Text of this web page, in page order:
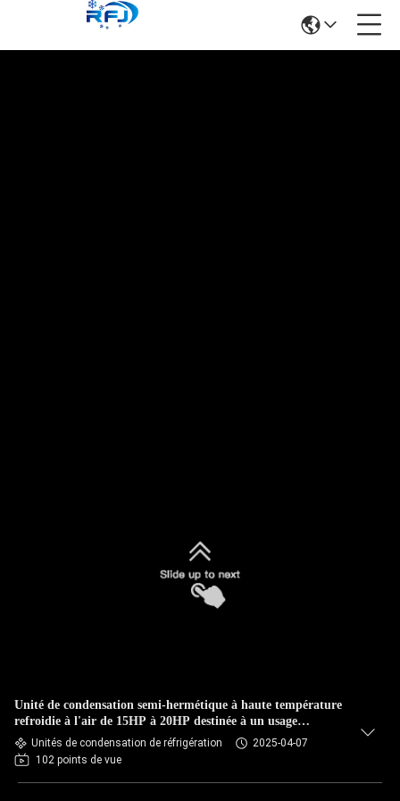
Unité de condensation semi-hermétique à haute température
refroidie à l'air de 15HP à 20HP destinée à un usage
commercial
Unités de condensation de réfrigération
2025-04-07
102 points de vue